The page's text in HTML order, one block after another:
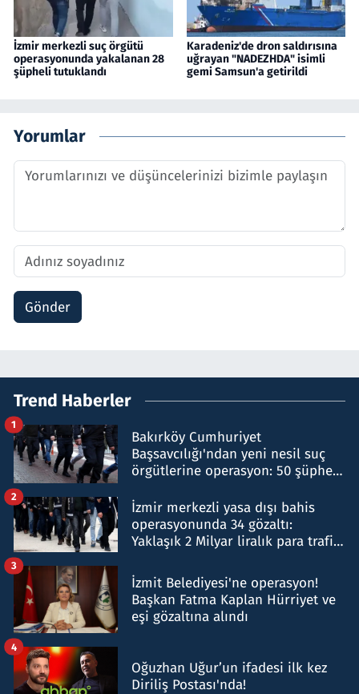
İzmir merkezli suç örgütü
operasyonunda yakalanan 28
şüpheli tutuklandı
Karadeniz'de dron saldırısına
uğrayan "NADEZHDA" isimli
gemi Samsun'a getirildi
Yorumlar
Gönder
Trend Haberler
Bakırköy Cumhuriyet
Başsavcılığı'ndan yeni nesil suç
örgütlerine operasyon: 50 şüpheli
1
İzmir merkezli yasa dışı bahis
operasyonunda 34 gözaltı:
Yaklaşık 2 Milyar liralık para trafiği
2
İzmit Belediyesi'ne operasyon!
Başkan Fatma Kaplan Hürriyet ve
eşi gözaltına alındı
3
Oğuzhan Uğur’un ifadesi ilk kez
Diriliş Postası'nda!
4